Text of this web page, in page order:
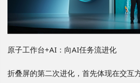
原子工作台+AI：向AI任务流进化
折叠屏的第二次进化，首先体现在交互